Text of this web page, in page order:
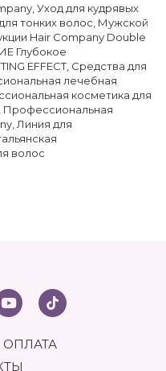
Уход для кудрявых
тонких волос Мужской
Hair Company Double
Глубокое
EFFECT, Средства для
лечебная
косметика для
Профессиональная
Линия для
волос
ОПЛАТА